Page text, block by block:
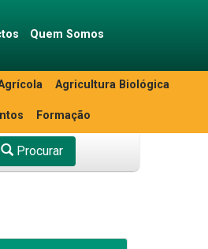
Quem Somos
Agricultura Biológica
Formação
Procurar